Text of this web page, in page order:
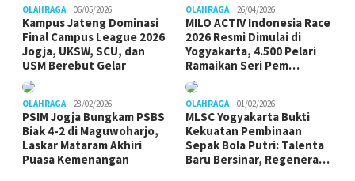
OLAHRAGA 06/05/2026
Kampus Jateng Dominasi
Final Campus League 2026
Jogja, UKSW, SCU, dan
USM Berebut Gelar
OLAHRAGA 26/04/2026
MILO ACTIV Indonesia Race
2026 Resmi Dimulai di
Yogyakarta, 4.500 Pelari
Ramaikan Seri Pem…
OLAHRAGA 28/02/2026
PSIM Jogja Bungkam PSBS
Biak 4-2 di Maguwoharjo,
Laskar Mataram Akhiri
Puasa Kemenangan
OLAHRAGA 01/02/2026
MLSC Yogyakarta Bukti
Kekuatan Pembinaan
Sepak Bola Putri: Talenta
Baru Bersinar, Regenera…